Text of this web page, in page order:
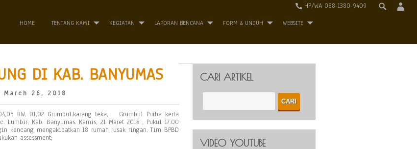
HP/WA 088-1380-9409
HOME TENTANG KAMI KEGIATAN LAPORAN BENCANA FORM & UNDUH WEBSITE
DI KAB. BANYUMAS
26, 2018
RW. 01,02 Grumbul.karang teka, Grumbul Purba kerta
Kab. Banyumas. Kamis, 21 Maret 2018 , Pukul 17.00
kencang mengakibatkan 18 rumah rusak ringan. Tim BPBD
assessment;
CARI ARTIKEL
VIDEO YOUTUBE